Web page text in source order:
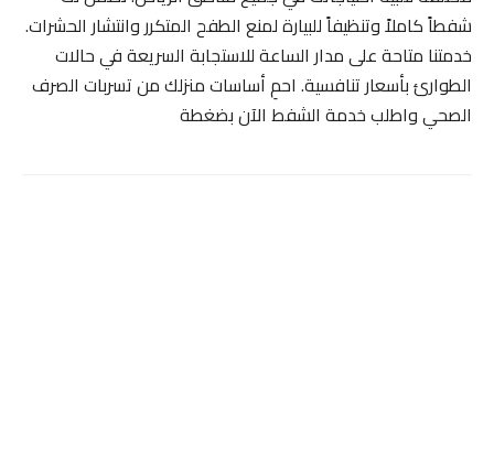
شفطاً كاملاً وتنظيفاً للبيارة لمنع الطفح المتكرر وانتشار الحشرات.
خدمتنا متاحة على مدار الساعة للاستجابة السريعة في حالات
الطوارئ بأسعار تنافسية. احمِ أساسات منزلك من تسربات الصرف
الصحي واطلب خدمة الشفط الآن بضغطة